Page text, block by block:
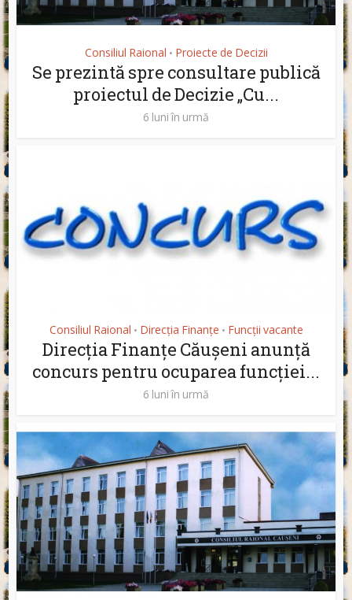
Consiliul Raional • Proiecte de Decizii
Se prezintă spre consultare publică
proiectul de Decizie „Cu...
6 luni în urmă
Consiliul Raional • Direcția Finanțe • Funcții vacante
Direcția Finanțe Căușeni anunță
concurs pentru ocuparea funcției...
6 luni în urmă